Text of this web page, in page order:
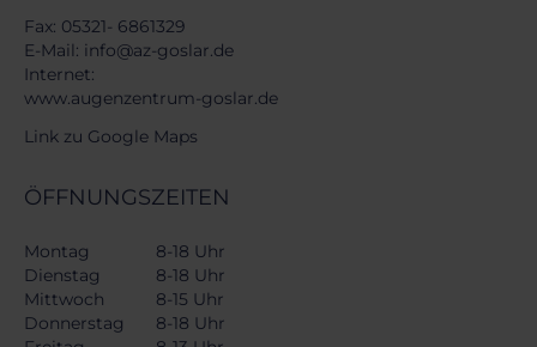
Fax: 05321- 6861329
E-Mail: info@az-goslar.de
Internet:
www.augenzentrum-goslar.de
Link zu Google Maps
ÖFFNUNGSZEITEN
Montag
8-18 Uhr
Dienstag
8-18 Uhr
Mittwoch
8-15 Uhr
Donnerstag
8-18 Uhr